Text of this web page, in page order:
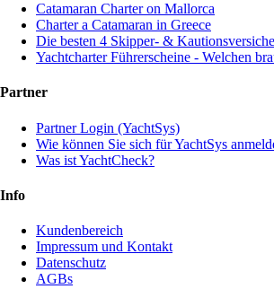
Catamaran Charter on Mallorca
Charter a Catamaran in Greece
Die besten 4 Skipper- &
Yachtcharter Führerscheine - Welchen
Partner
Partner Login (YachtSys)
Wie können Sie sich für YachtSys
Was ist YachtCheck?
Info
Kundenbereich
Impressum und Kontakt
Datenschutz
AGBs